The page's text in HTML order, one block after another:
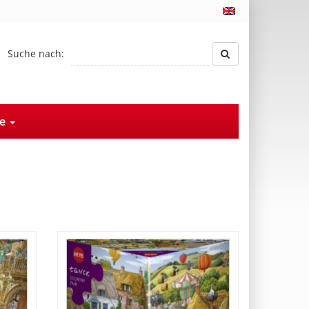
Suche nach: